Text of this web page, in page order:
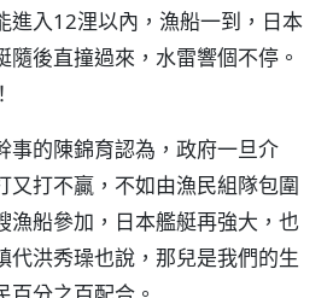
進入12浬以內，漁船一到，日本
後直撞過來，水雷響個不停。
事的陳錦育認為，政府一旦介
又打不贏，不如由漁民組隊包圍
漁船參加，日本艦艇再強大，也
代洪秀璪也說，那兒是我們的生